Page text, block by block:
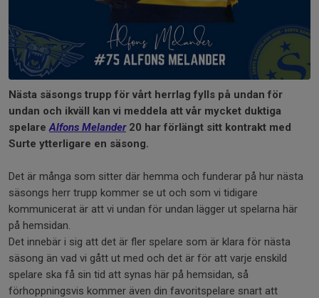
Nästa säsongs trupp för vårt herrlag fylls på undan för
undan och ikväll kan vi meddela att vår mycket duktiga
spelareAlfons Melander20 har förlängt sitt kontrakt med
Surte ytterligare en säsong.
Det är många som sitter där hemma och funderar på hur nästa
säsongs herr trupp kommer se ut och som vi tidigare
kommunicerat är att vi undan för undan lägger ut spelarna här
på hemsidan.
Det innebär i sig att det är fler spelare som är klara för nästa
säsong än vad vi gått ut med och det är för att varje enskild
spelare ska få sin tid att synas här på hemsidan, så
förhoppningsvis kommer även din favoritspelare snart att